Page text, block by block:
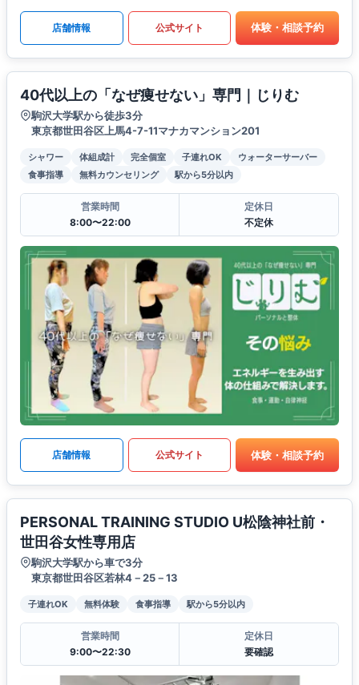
店舗情報 公式サイト 体験・相談予約
40代以上の「なぜ痩せない」専門｜じりむ
駒沢大学駅から徒歩3分
東京都世田谷区上馬4-7-11マナカマンション201
シャワー 体組成計 完全個室 子連れOK
ウォーターサーバー
食事指導
無料カウンセリング 駅から5分以内
営業時間
8:00〜22:00
定休日
不定休
店舗情報 公式サイト 体験・相談予約
PERSONAL TRAINING STUDIO U松陰神社前・
世田谷女性専用店
駒沢大学駅から車で3分
東京都世田谷区若林4－25－13
子連れOK 無料体験 食事指導 駅から5分以内
営業時間
9:00〜22:30
定休日
要確認